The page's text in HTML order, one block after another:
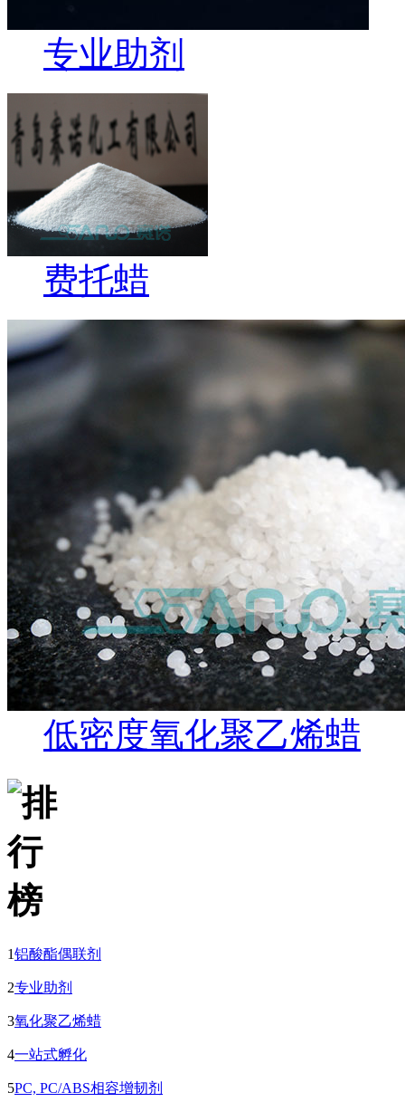
专业助剂
费托蜡
低密度氧化聚乙烯蜡
1铝酸酯偶联剂
2专业助剂
3氧化聚乙烯蜡
4一站式孵化
5PC, PC/ABS相容增韧剂